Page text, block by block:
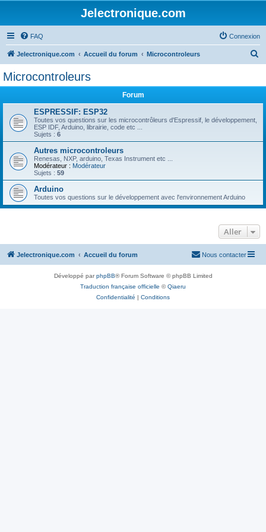
Jelectronique.com
FAQ Connexion
Jelectronique.com Accueil du forum Microcontroleurs
r
Microcontroleurs
Forum
ESPRESSIF: ESP32
Toutes vos questions sur les microcontrôleurs d'Espressif, le développement,
ESP IDF, Arduino, librairie, code etc ...
Sujets : 6
Autres microcontroleurs
Renesas, NXP, arduino, Texas Instrument etc ...
Modérateur : Modérateur
Sujets : 59
Arduino
Toutes vos questions sur le développement avec l'environnement Arduino
Aller
Jelectronique.com Accueil du forum Nous contacter
Développé parphpBB® Forum Software © phpBB Limited
Traduction française officielle ©Qiaeru
Confidentialité | Conditions